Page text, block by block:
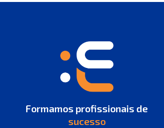
Formamos profissionais de
sucesso